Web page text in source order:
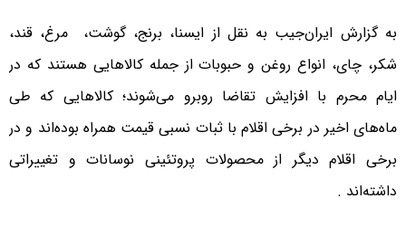
به گزارش ایران‌جیب به نقل از ایسنا، برنج، گوشت، ‌ مرغ، قند،
شکر، چای، انواع روغن و حبوبات از جمله کالاهایی هستند که در
ایام محرم با افزایش تقاضا روبرو می‌شوند؛ کالاهایی که طی
ماه‌های اخیر در برخی اقلام با ثبات نسبی قیمت همراه بوده‌اند و در
برخی اقلام دیگر از محصولات پروتئینی نوسانات و تغییراتی
داشته‌اند .